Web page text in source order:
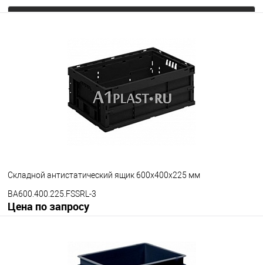
Под заказ
Складной антистатический ящик 600х400х225 мм
BA600.400.225.FSSRL-3
Цена по запросу
Запросить цену